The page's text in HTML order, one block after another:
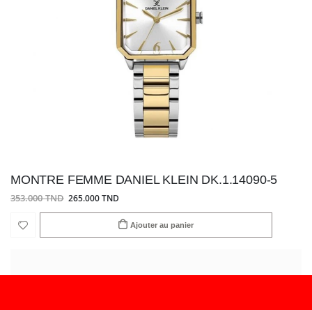
MONTRE FEMME DANIEL KLEIN DK.1.14090-5
353.000 TND 265.000 TND
Ajouter au panier